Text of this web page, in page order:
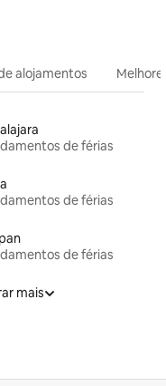
alojamentos
de férias
de férias
de férias
mais